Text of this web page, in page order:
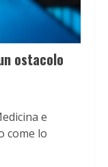
ostacolo
e
come lo